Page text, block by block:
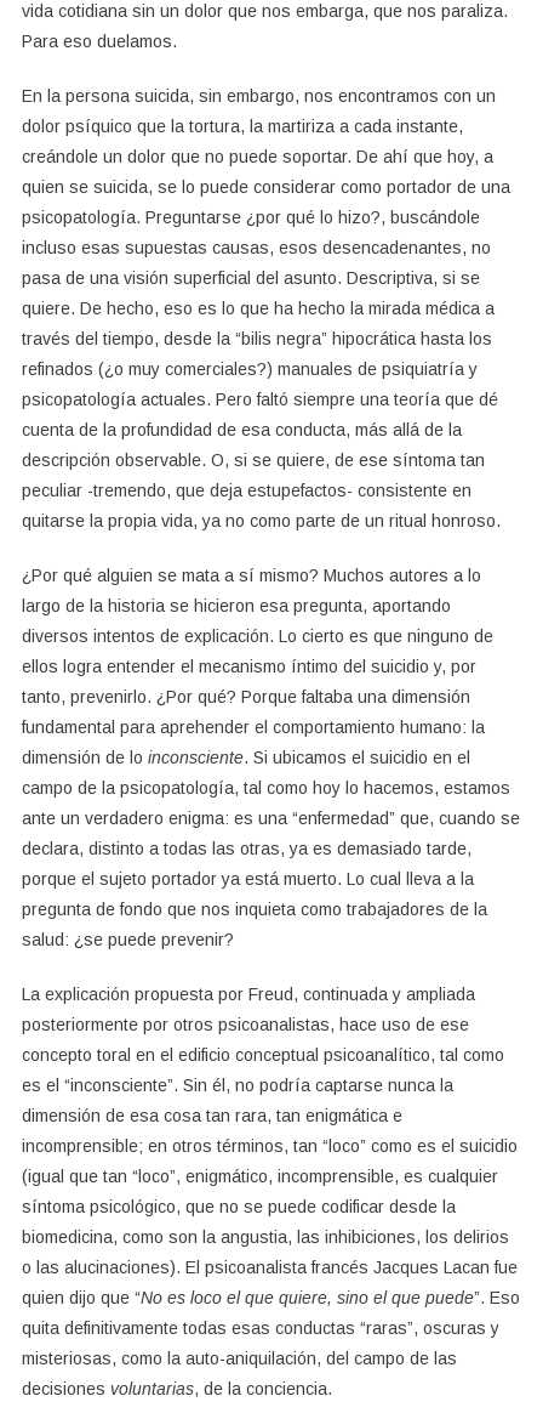
vida cotidiana sin un dolor que nos embarga, que nos paraliza.
Para eso duelamos.
En la persona suicida, sin embargo, nos encontramos con un
dolor psíquico que la tortura, la martiriza a cada instante,
creándole un dolor que no puede soportar. De ahí que hoy, a
quien se suicida, se lo puede considerar como portador de una
psicopatología. Preguntarse ¿por qué lo hizo?, buscándole
incluso esas supuestas causas, esos desencadenantes, no
pasa de una visión superficial del asunto. Descriptiva, si se
quiere. De hecho, eso es lo que ha hecho la mirada médica a
través del tiempo, desde la “bilis negra” hipocrática hasta los
refinados (¿o muy comerciales?) manuales de psiquiatría y
psicopatología actuales. Pero faltó siempre una teoría que dé
cuenta de la profundidad de esa conducta, más allá de la
descripción observable. O, si se quiere, de ese síntoma tan
peculiar -tremendo, que deja estupefactos- consistente en
quitarse la propia vida, ya no como parte de un ritual honroso.
¿Por qué alguien se mata a sí mismo? Muchos autores a lo
largo de la historia se hicieron esa pregunta, aportando
diversos intentos de explicación. Lo cierto es que ninguno de
ellos logra entender el mecanismo íntimo del suicidio y, por
tanto, prevenirlo. ¿Por qué? Porque faltaba una dimensión
fundamental para aprehender el comportamiento humano: la
dimensión de lo inconsciente. Si ubicamos el suicidio en el
campo de la psicopatología, tal como hoy lo hacemos, estamos
ante un verdadero enigma: es una “enfermedad” que, cuando se
declara, distinto a todas las otras, ya es demasiado tarde,
porque el sujeto portador ya está muerto. Lo cual lleva a la
pregunta de fondo que nos inquieta como trabajadores de la
salud: ¿se puede prevenir?
La explicación propuesta por Freud, continuada y ampliada
posteriormente por otros psicoanalistas, hace uso de ese
concepto toral en el edificio conceptual psicoanalítico, tal como
es el “inconsciente”. Sin él, no podría captarse nunca la
dimensión de esa cosa tan rara, tan enigmática e
incomprensible; en otros términos, tan “loco” como es el suicidio
(igual que tan “loco”, enigmático, incomprensible, es cualquier
síntoma psicológico, que no se puede codificar desde la
biomedicina, como son la angustia, las inhibiciones, los delirios
o las alucinaciones). El psicoanalista francés Jacques Lacan fue
quien dijo que “No es loco el que quiere, sino el que puede”. Eso
quita definitivamente todas esas conductas “raras”, oscuras y
misteriosas, como la auto-aniquilación, del campo de las
decisiones voluntarias, de la conciencia.